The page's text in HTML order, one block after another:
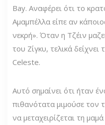
Bay. Αναφέρει ότι το
Αμαμπέλλα είπε αν
νεκρή». Όταν η Τζέιν
του Ζίγκυ, τελικά
Celeste.
Αυτό σημαίνει ότι ήταν
πιθανότατα μιμούσε τον
να μεταχειρίζεται τη